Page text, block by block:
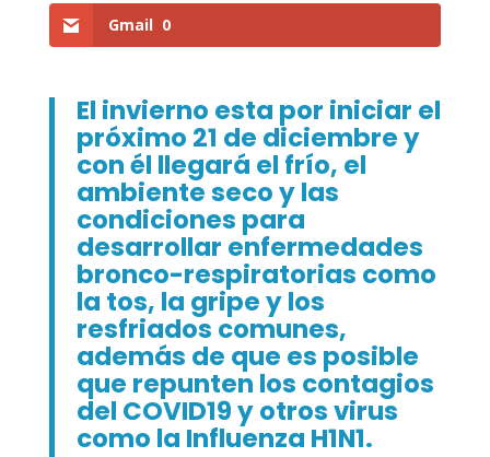
Gmail 0
El invierno esta por iniciar el
próximo 21 de diciembre y
con él llegará el frío, el
ambiente seco y las
condiciones para
desarrollar enfermedades
bronco-respiratorias como
la tos, la gripe y los
resfriados comunes,
además de que es posible
que repunten los contagios
del COVID19 y otros virus
como la Influenza H1N1.